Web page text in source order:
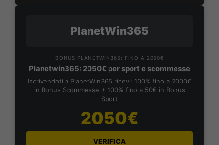
PlanetWin365
BONUS PLANETWIN365: FINO A 2050€
Planetwin365: 2050€ per sport e scommesse
Iscrivendoti a PlanetWin365 ricevi: 100% fino a 2000€
in Bonus Scommesse + 100% fino a 50€ in Bonus
Sport
2050€
VERIFICA